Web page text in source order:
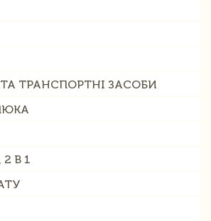
ТРАНСПОРТНІ ЗАСОБИ
В 1